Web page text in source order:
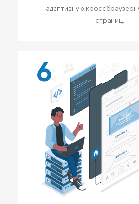
адаптивную
страниц.
6